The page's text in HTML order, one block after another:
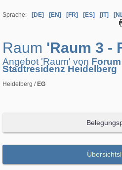
Sprache: [DE] [EN] [FR] [ES] [IT]
Raum 'Raum 3 -
Angebot 'Raum' von
Stadtresidenz Heidelberg
Heidelberg / EG